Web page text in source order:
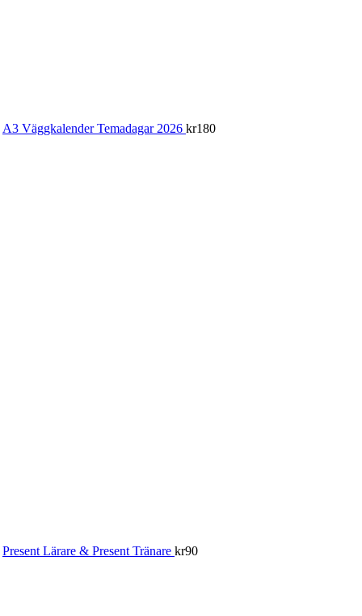
A3 Väggkalender Temadagar 2026 kr180
Present Lärare & Present Tränare kr90